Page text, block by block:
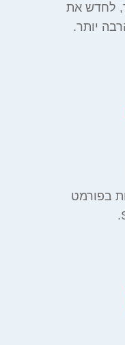
לחדש את
יותר.
בפורמט